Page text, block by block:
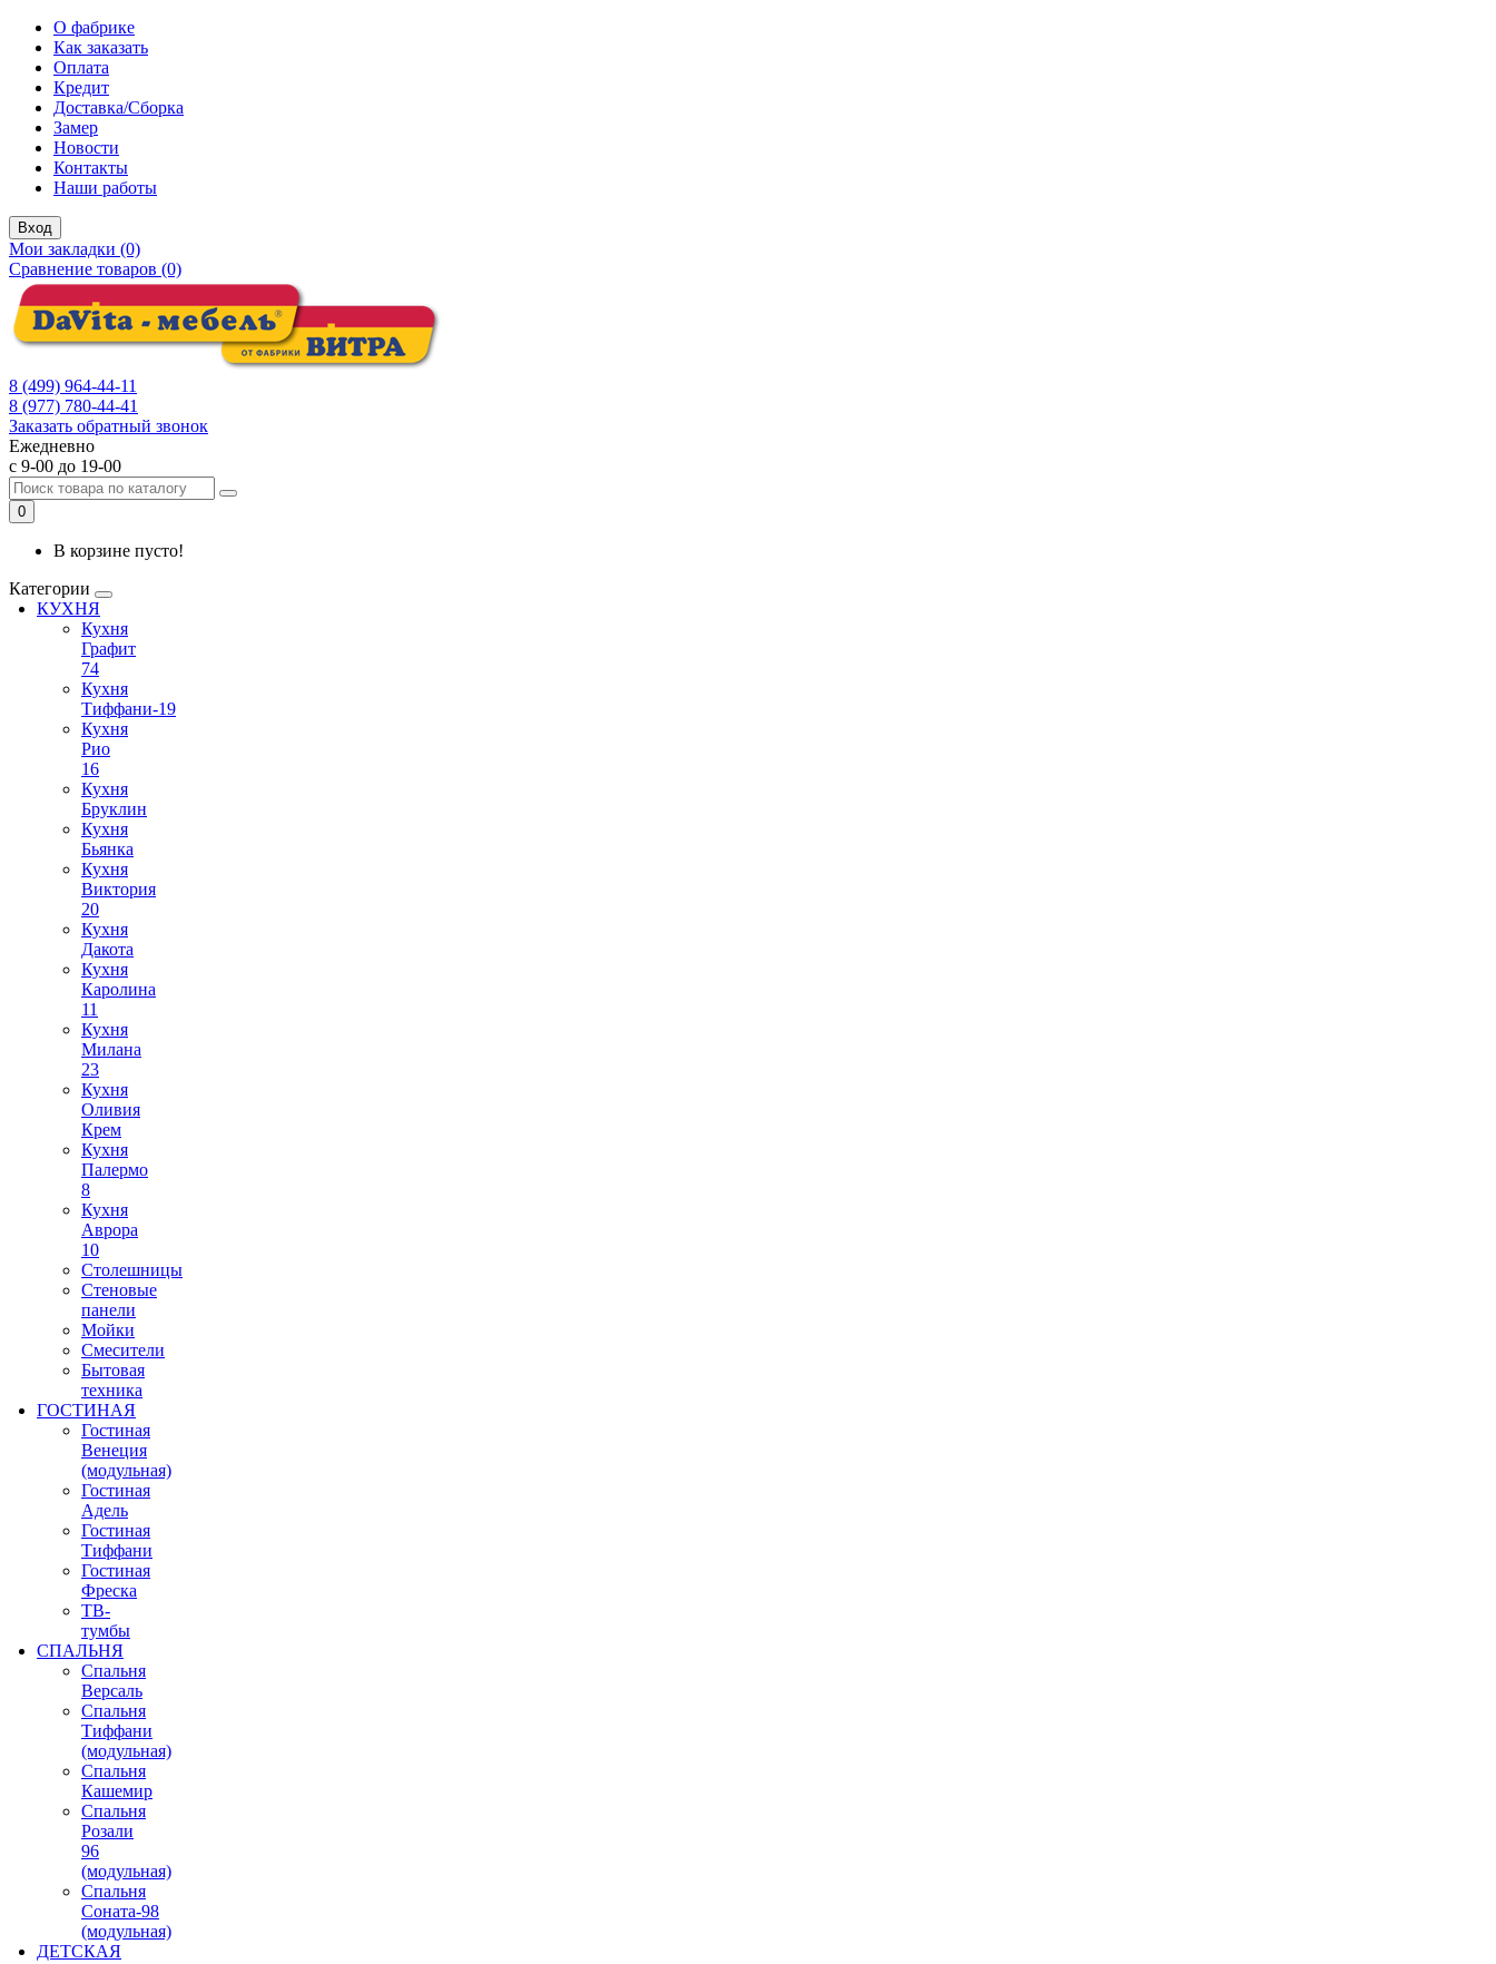
О фабрике
Как заказать
Оплата
Кредит
Доставка/Сборка
Замер
Новости
Контакты
Наши работы
Вход
Мои закладки (0)
Сравнение товаров (0)
8 (499) 964-44-11
8 (977) 780-44-41
Заказать обратный звонок
Ежедневно
с 9-00 до 19-00
0
В корзине пусто!
Категории
КУХНЯ
Кухня
Графит
74
Кухня
Тиффани-19
Кухня
Рио
16
Кухня
Бруклин
Кухня
Бьянка
Кухня
Виктория
20
Кухня
Дакота
Кухня
Каролина
11
Кухня
Милана
23
Кухня
Оливия
Крем
Кухня
Палермо
8
Кухня
Аврора
10
Столешницы
Стеновые
панели
Мойки
Смесители
Бытовая
техника
ГОСТИНАЯ
Гостиная
Венеция
(модульная)
Гостиная
Адель
Гостиная
Тиффани
Гостиная
Фреска
ТВ-
тумбы
СПАЛЬНЯ
Спальня
Версаль
Спальня
Тиффани
(модульная)
Спальня
Кашемир
Спальня
Розали
96
(модульная)
Спальня
Соната-98
(модульная)
ДЕТСКАЯ